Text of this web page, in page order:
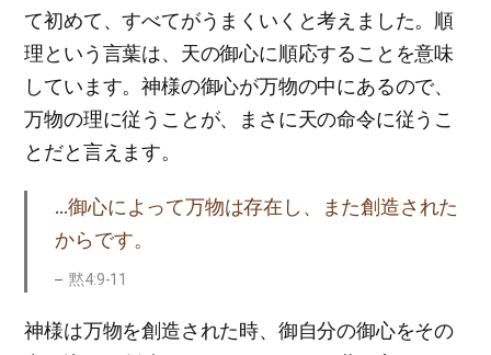
て初めて、すべてがうまくいくと考えました。順
理という言葉は、天の御心に順応することを意味
しています。神様の御心が万物の中にあるので、
万物の理に従うことが、まさに天の命令に従うこ
とだと言えます。
…御心によって万物は存在し、また創造された
からです。
黙4:9-11
神様は万物を創造された時、御自分の御心をその